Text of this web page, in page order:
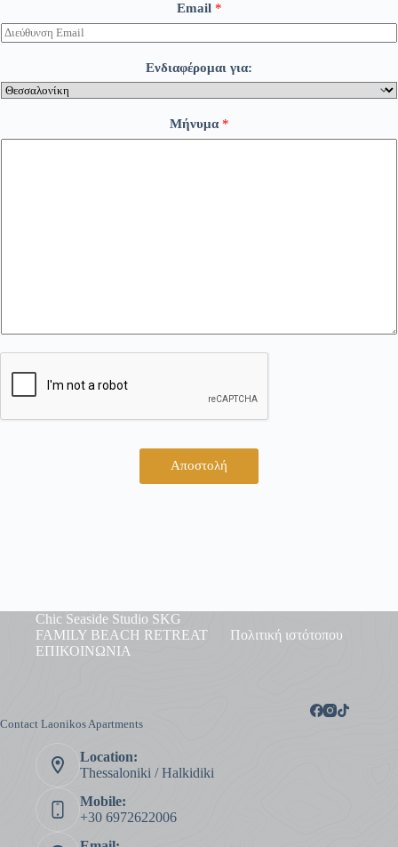
Email *
Ενδιαφέρομαι για:
Μήνυμα *
Αποστολή
Chic Seaside Studio SKG
FAMILY BEACH RETREAT
Πολιτική ιστότοπου
ΕΠΙΚΟΙΝΩΝΙΑ
Contact Laonikos Apartments
Location:
Thessaloniki / Halkidiki
Mobile:
+30 6972622006